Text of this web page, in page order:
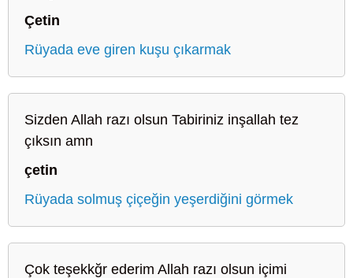
Çetin
Rüyada eve giren kuşu çıkarmak
Sizden Allah razı olsun Tabiriniz inşallah tez
çıksın amn
çetin
Rüyada solmuş çiçeğin yeşerdiğini görmek
Çok teşekkğr ederim Allah razı olsun içimi